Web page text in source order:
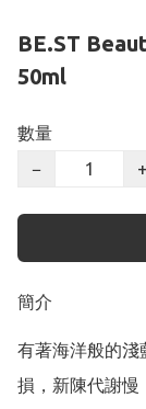
BE.ST
50ml
數量
−
+
簡介
有著海洋般的淺
損，新陳代謝慢